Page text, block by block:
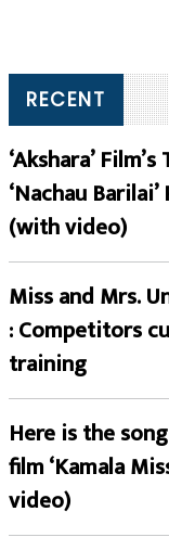
RECENT
‘Akshara’
‘Nachau
(with video)
Miss and Mrs.
: Competitors
training
Here is the
film ‘Kamala
video)